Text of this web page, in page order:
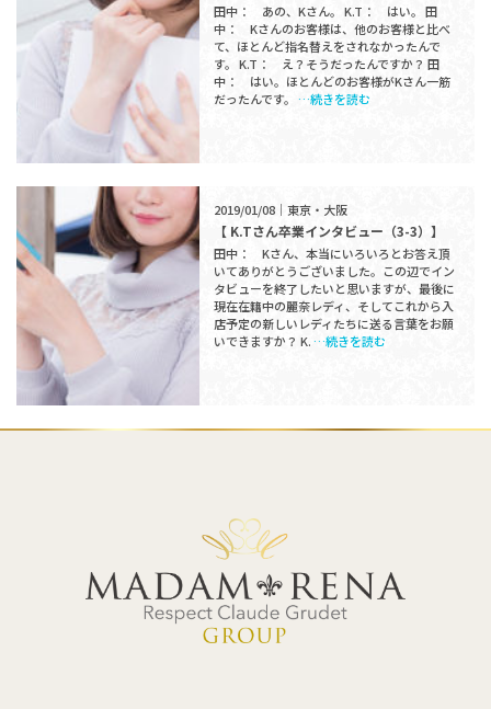
田中： あの、Kさん。 K.T： はい。 田
中： Kさんのお客様は、他のお客様と比べ
て、ほとんど指名替えをされなかったんで
す。 K.T： え？そうだったんですか？ 田
中： はい。ほとんどのお客様がKさん一筋
だったんです。 …続きを読む
2019/01/08｜東京・大阪
【 K.Tさん卒業インタビュー（3-3）】
田中： Kさん、本当にいろいろとお答え頂
いてありがとうございました。この辺でイン
タビューを終了したいと思いますが、最後に
現在在籍中の麗奈レディ、そしてこれから入
店予定の新しいレディたちに送る言葉をお願
いできますか？ K.…続きを読む